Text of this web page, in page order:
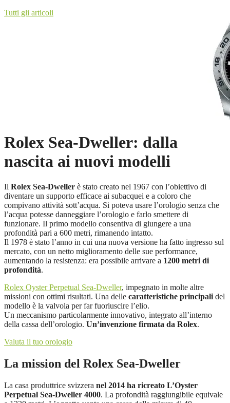
Tutti gli articoli
Rolex Sea-Dweller: dalla
nascita ai nuovi modelli
Il Rolex Sea-Dweller è stato creato nel 1967 con l’obiettivo di
diventare un supporto efficace ai subacquei e a coloro che
compivano attività sott’acqua. Si poteva usare l’orologio senza che
l’acqua potesse danneggiare l’orologio e farlo smettere di
funzionare. Il primo modello consentiva di giungere a una
profondità pari a 600 metri, rimanendo intatto.
Il 1978 è stato l’anno in cui una nuova versione ha fatto ingresso sul
mercato, con un netto miglioramento delle sue performance,
aumentando la resistenza: era possibile arrivare a 1200 metri di
profondità.
Rolex Oyster Perpetual Sea-Dweller, impegnato in molte altre
missioni con ottimi risultati. Una delle caratteristiche principali del
modello è la valvola per far fuoriuscire l’elio.
Un meccanismo particolarmente innovativo, integrato all’interno
della cassa dell’orologio. Un’invenzione firmata da Rolex.
Valuta il tuo orologio
La mission del Rolex Sea-Dweller
La casa produttrice svizzera nel 2014 ha ricreato L’Oyster
Perpetual Sea-Dweller 4000. La profondità raggiungibile equivale